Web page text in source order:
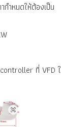
ำหนดให้ต้องเป็น
ที่ VFD